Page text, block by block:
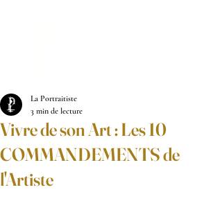
Vivre de son Art : Les 10
COMMANDEMENTS de
l'Artiste
La Portraitiste
3 min de lecture